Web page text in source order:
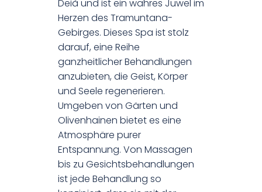
Deià und ist ein wahres Juwel im
Herzen des Tramuntana-
Gebirges. Dieses Spa ist stolz
darauf, eine Reihe
ganzheitlicher Behandlungen
anzubieten, die Geist, Körper
und Seele regenerieren.
Umgeben von Gärten und
Olivenhainen bietet es eine
Atmosphäre purer
Entspannung. Von Massagen
bis zu Gesichtsbehandlungen
ist jede Behandlung so